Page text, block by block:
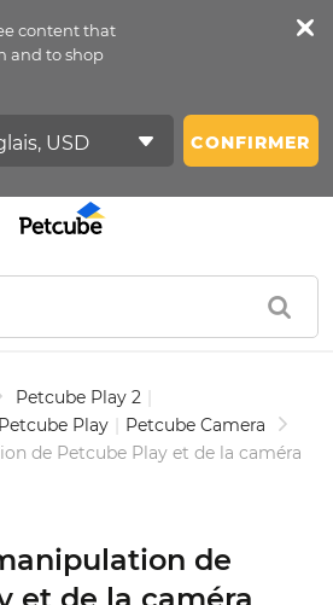
content that
and to shop
CONFIRMER
Petcube Play 2 |
Petcube Play | Petcube Camera
de Petcube Play et de la caméra
de